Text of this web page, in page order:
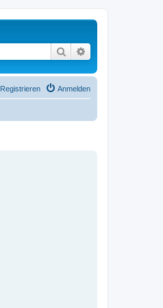
Suche
Anmelden
Registrieren